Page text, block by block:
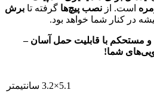
است. از نصب پیچ‌ها گرفته تا برش
در کنار شما خواهد بود.
و مستحکم با قابلیت حمل آسان –
شما!
5.1×3.2 سانتیمتر